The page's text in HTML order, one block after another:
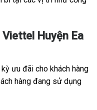
Viettel Huyện Ea
ưu đãi cho khách hàng
hàng đang sử dụng